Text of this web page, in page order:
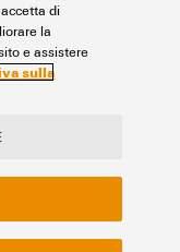
di
la
e assistere
sulla